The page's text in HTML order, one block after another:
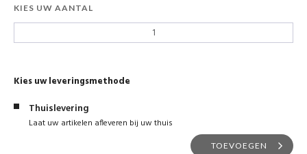
KIES UW AANTAL
Kies uw leveringsmethode
Thuislevering
Laat uw artikelen afleveren bij uw thuis
TOEVOEGEN